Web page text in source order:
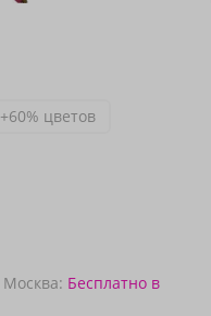
+60% цветов
Бесплатно в